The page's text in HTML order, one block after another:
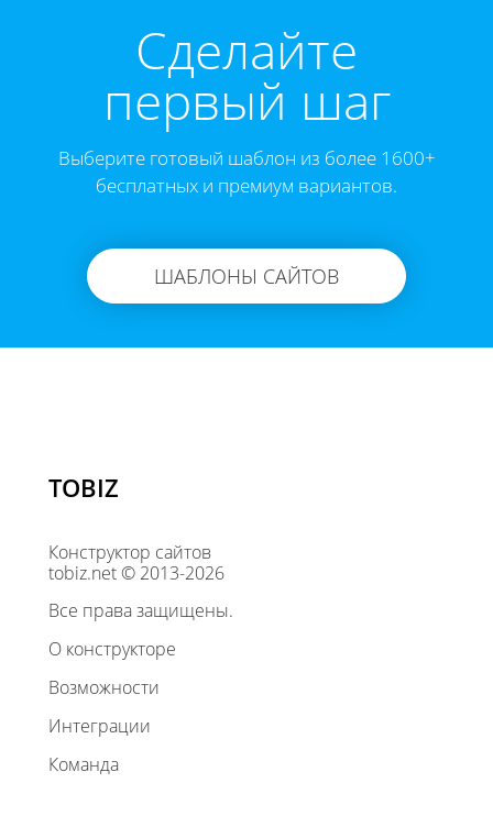
Cделайте
первый шаг
Выберите готовый шаблон из более 1600+
бесплатных и премиум вариантов.
ШАБЛОНЫ САЙТОВ
TOBIZ
Конструктор сайтов
tobiz.net © 2013-2026
Все права защищены.
О конструкторе
Возможности
Интеграции
Команда